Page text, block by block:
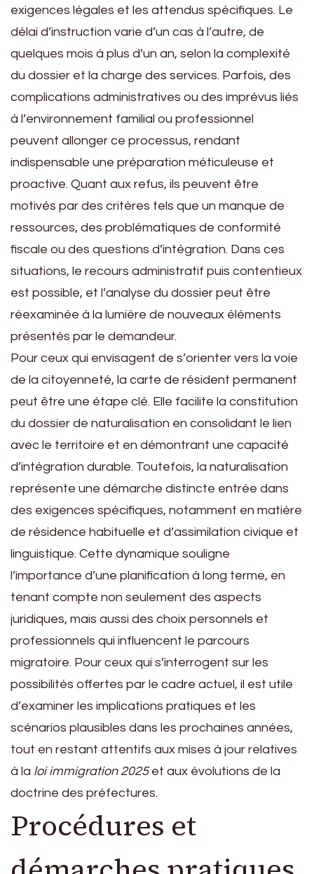
exigences légales et les attendus spécifiques. Le
délai d’instruction varie d’un cas à l’autre, de
quelques mois à plus d’un an, selon la complexité
du dossier et la charge des services. Parfois, des
complications administratives ou des imprévus liés
à l’environnement familial ou professionnel
peuvent allonger ce processus, rendant
indispensable une préparation méticuleuse et
proactive. Quant aux refus, ils peuvent être
motivés par des critères tels que un manque de
ressources, des problématiques de conformité
fiscale ou des questions d’intégration. Dans ces
situations, le recours administratif puis contentieux
est possible, et l’analyse du dossier peut être
réexaminée à la lumière de nouveaux éléments
présentés par le demandeur.
Pour ceux qui envisagent de s’orienter vers la voie
de la citoyenneté, la carte de résident permanent
peut être une étape clé. Elle facilite la constitution
du dossier de naturalisation en consolidant le lien
avec le territoire et en démontrant une capacité
d’intégration durable. Toutefois, la naturalisation
représente une démarche distincte entrée dans
des exigences spécifiques, notamment en matière
de résidence habituelle et d’assimilation civique et
linguistique. Cette dynamique souligne
l’importance d’une planification à long terme, en
tenant compte non seulement des aspects
juridiques, mais aussi des choix personnels et
professionnels qui influencent le parcours
migratoire. Pour ceux qui s’interrogent sur les
possibilités offertes par le cadre actuel, il est utile
d’examiner les implications pratiques et les
scénarios plausibles dans les prochaines années,
tout en restant attentifs aux mises à jour relatives
à la loi immigration 2025et aux évolutions de la
doctrine des préfectures.
Procédures et